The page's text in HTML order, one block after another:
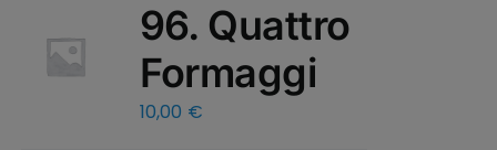
96. Quattro
Formaggi
10,00 €